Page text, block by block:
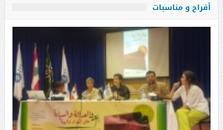
أفراح و مناسبات